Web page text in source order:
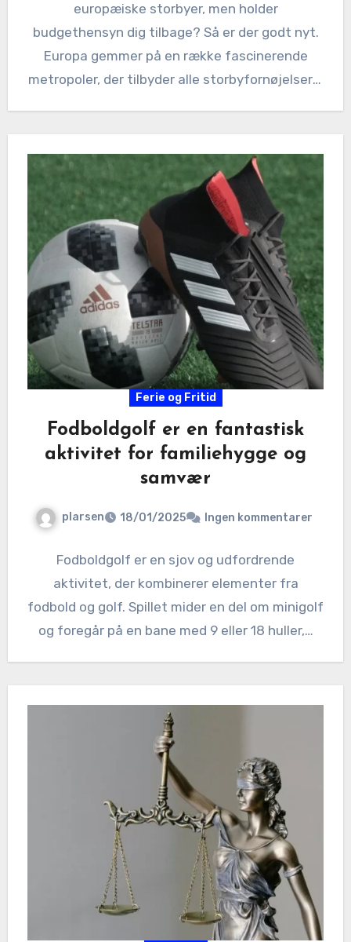
europæiske storbyer, men holder
budgethensyn dig tilbage? Så er der godt nyt.
Europa gemmer på en række fascinerende
metropoler, der tilbyder alle storbyfornøjelser –
Ferie og Fritid
Fodboldgolf er en fantastisk
aktivitet for familiehygge og
samvær
plarsen 18/01/2025 Ingen kommentarer
Fodboldgolf er en sjov og udfordrende
aktivitet, der kombinerer elementer fra
fodbold og golf. Spillet mider en del om minigolf
og foregår på en bane med 9 eller 18 huller,…